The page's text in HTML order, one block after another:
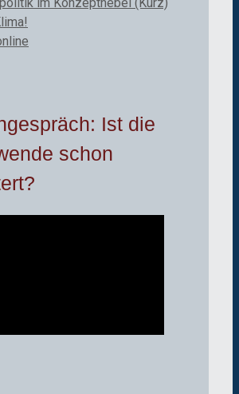
Ist die
schon